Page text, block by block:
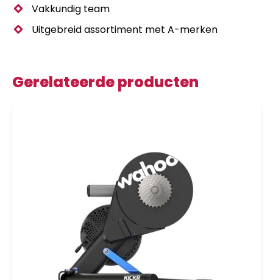
Vakkundig team
Uitgebreid assortiment met A-merken
Gerelateerde producten